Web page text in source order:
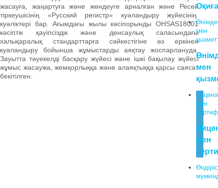
мен
мен
мен
мен
жасауға, жаңартуға және жөндеуге арналған және Ресей
тіркеушісінің «Русский регистр» куәландыру жүйесінің
куәліктері бар. Ағымдағы жылы кәсіпорынды OHSAS18001
кәсіптік қауіпсіздік және денсаулық саласындағы
халықаралық стандарттарға сәйкестігіне өз еркінен
куәландыру бойынша жұмыстарды аяқтау жоспарлануда.
Зауытта тәуекелді басқару жүйесі және ішкі бақылау жүйесі
жұмыс жасаужа, жемқорлыққа және алаяқтыққа қарсы саясат
бекітілген.